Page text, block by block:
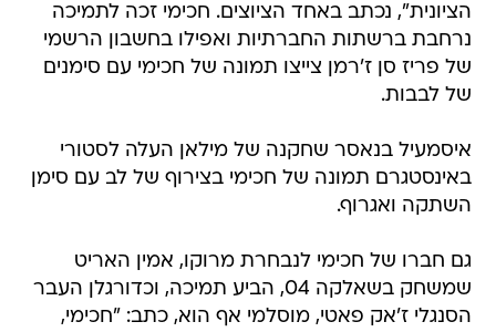
הציונית", נכתב באחד הציוצים. חכימי זכה לתמיכה
נרחבת ברשתות החברתיות ואפילו בחשבון הרשמי
של פריז סן ז'רמן צייצו תמונה של חכימי עם סימנים
של לבבות.
איסמעיל בנאסר שחקנה של מילאן העלה לסטורי
באינסטגרם תמונה של חכימי בצירוף של לב עם סימן
השתקה ואגרוף.
גם חברו של חכימי לנבחרת מרוקו, אמין האריט
שמשחק בשאלקה 04, הביע תמיכה, וכדורגלן העבר
הסנגלי ז'אק פאטי, מוסלמי אף הוא, כתב: "חכימי,